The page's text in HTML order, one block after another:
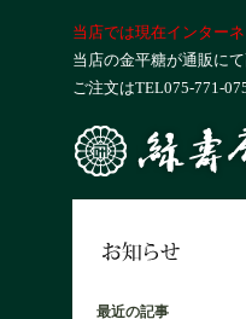
当店では現在インター
当店の金平糖が通販に
ご注文はTEL075-771-
最近の記事